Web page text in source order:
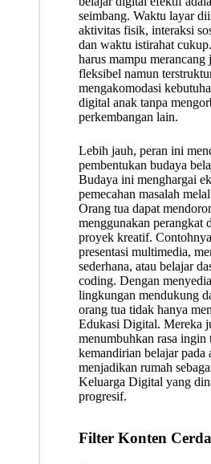
seimbang. Waktu layar
aktivitas fisik, interaksi
dan waktu istirahat
harus mampu merancang
fleksibel namun
mengakomodasi
digital anak tanpa
perkembangan lain.
Lebih jauh, peran ini
pembentukan budaya
Budaya ini menghargai
pemecahan masalah
Orang tua dapat
menggunakan perangkat
proyek kreatif.
presentasi multimedia,
sederhana, atau belajar
coding. Dengan
lingkungan mendukung
orang tua tidak hanya
Edukasi Digital. Mereka
menumbuhkan rasa ingin
kemandirian belajar pada
menjadikan rumah
Keluarga Digital yang
progresif.
Filter Konten